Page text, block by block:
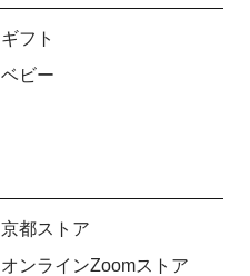
ギフト
ベビー
京都ストア
オンラインZoomストア